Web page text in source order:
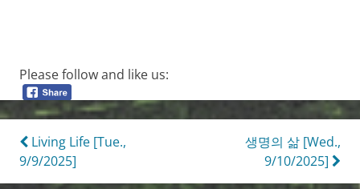
Please follow and like us:
Post
navigation
Living Life [Tue.,
9/9/2025]
생명의 삶 [Wed.,
9/10/2025]